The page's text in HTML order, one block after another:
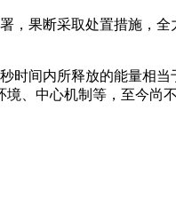
果断采取处置措施，全
内所释放的能量相当
、中心机制等，至今尚